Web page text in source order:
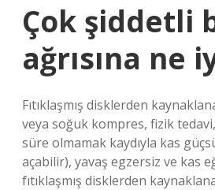
Çok şiddetli
ağrısına ne
Fıtıklaşmış disklerden
veya soğuk kompres, fizik
süre olmamak kaydıyla kas
açabilir), yavaş egzersiz ve kas
fıtıklaşmış disklerden